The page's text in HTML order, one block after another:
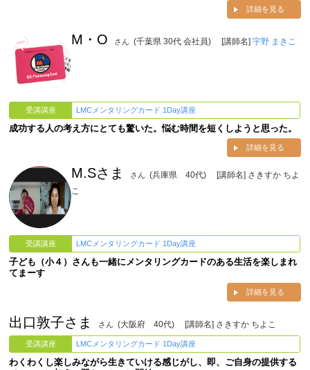
詳細を見る
M・O さん (千葉県 30代 会社員) [講師名]宇野 まきこ
受講講座 LMCメンタリングカード 1Day講座
成功する人の考え方にとても驚いた。悩む時間を短くしようと思った。
詳細を見る
M.Sさま さん (兵庫県 40代)
[講師名] さきすか ちよ
こ
受講講座 LMCメンタリングカード 1Day講座
子ども（小４）さんも一緒にメンタリングカードのある生活を楽しまれ
てまーす
詳細を見る
出口敦子さま さん (大阪府 40代) [講師名] さきすか ちよこ
受講講座 LMCメンタリングカード 1Day講座
わくわくし楽しみながら生きていける感じがし、即、ご自身の提供する